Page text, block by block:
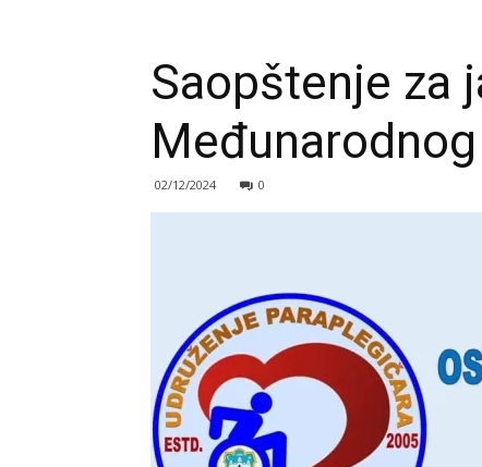
Saopštenje za
02/12/2024 0